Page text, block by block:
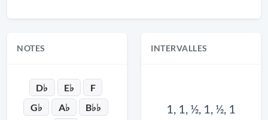
NOTES
D♭ E♭
F
G♭
A♭
B♭♭
INTERVALLES
1, 1, ½, 1, ½, 1